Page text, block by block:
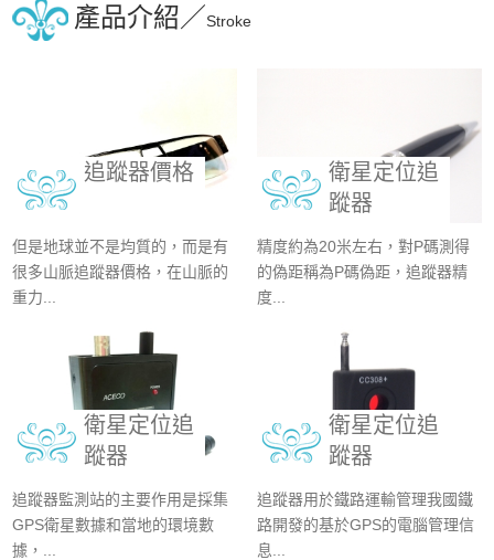
產品介紹／Stroke
追蹤器價格
但是地球並不是均質的，而是有
很多山脈追蹤器價格，在山脈的
重力...
衛星定位追
蹤器
精度約為20米左右，對P碼測得
的偽距稱為P碼偽距，追蹤器精
度...
衛星定位追
蹤器
追蹤器監測站的主要作用是採集
GPS衛星數據和當地的環境數
據，...
衛星定位追
蹤器
追蹤器用於鐵路運輸管理我國鐵
路開發的基於GPS的電腦管理信
息...